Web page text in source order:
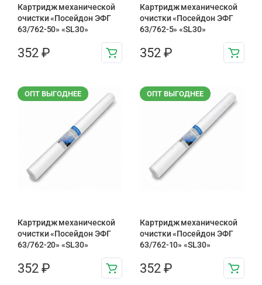
Картридж механической
очистки «Посейдон ЭФГ
63/762-50» «SL30»
352 ₽
Картридж механической
очистки «Посейдон ЭФГ
63/762-5» «SL30»
352 ₽
ОПТ ВЫГОДНЕЕ
Картридж механической
очистки «Посейдон ЭФГ
63/762-20» «SL30»
352 ₽
ОПТ ВЫГОДНЕЕ
Картридж механической
очистки «Посейдон ЭФГ
63/762-10» «SL30»
352 ₽